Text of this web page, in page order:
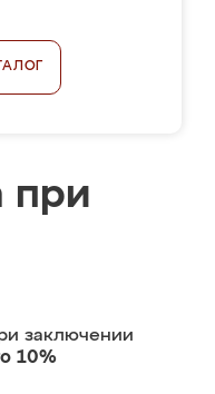
при
заключении
10%